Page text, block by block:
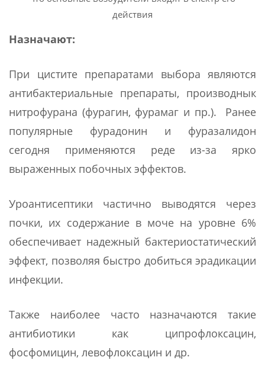
действия
Назначают:
При цистите препаратами выбора являются
антибактериальные препараты, производнык
нитрофурана (фурагин, фурамаг и пр.). Ранее
популярные фурадонин и фуразалидон
сегодня применяются реде из-за ярко
выраженных побочных эффектов.
Уроантисептики частично выводятся через
почки, их содержание в моче на уровне 6%
обеспечивает надежный бактериостатический
эффект, позволяя быстро добиться эрадикации
инфекции.
Также наиболее часто назначаются такие
антибиотики как ципрофлоксацин,
фосфомицин, левофлоксацин и др.